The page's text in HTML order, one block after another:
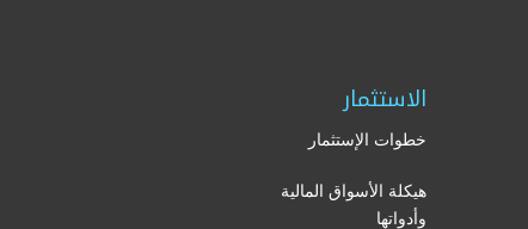
الاستثمار
خطوات الإستثمار
هيكلة الأسواق المالية
وأدواتها